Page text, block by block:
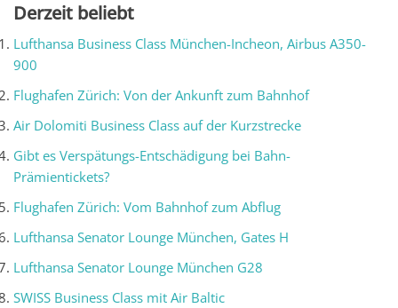
Derzeit beliebt
Lufthansa Business Class München-Incheon, Airbus A350-
900
Flughafen Zürich: Von der Ankunft zum Bahnhof
Air Dolomiti Business Class auf der Kurzstrecke
Gibt es Verspätungs-Entschädigung bei Bahn-
Prämientickets?
Flughafen Zürich: Vom Bahnhof zum Abflug
Lufthansa Senator Lounge München, Gates H
Lufthansa Senator Lounge München G28
SWISS Business Class mit Air Baltic